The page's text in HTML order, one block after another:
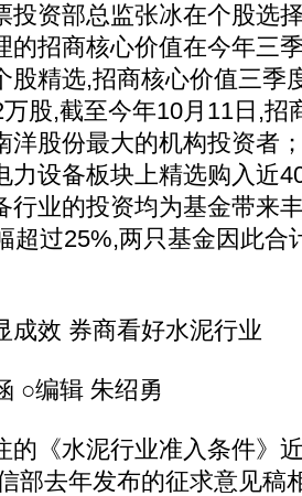
资部总监张冰在个股选
的招商核心价值在今年三
股精选,招商核心价值三季
股,截至今年10月11日,招
洋股份最大的机构投资者
力设备板块上精选购入近
行业的投资均为基金带来
超过25%,两只基金因此合
效 券商看好水泥行业
编辑 朱绍勇
《水泥行业准入条件》
部去年发布的征求意见稿